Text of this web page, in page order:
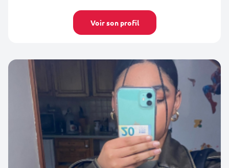
Voir son profil